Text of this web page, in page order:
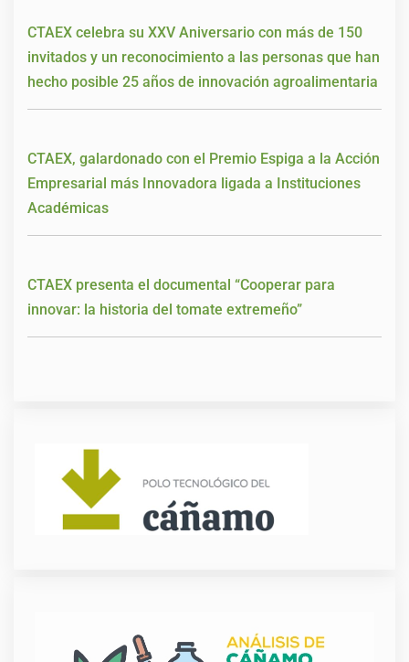
CTAEX celebra su XXV Aniversario con más de 150
invitados y un reconocimiento a las personas que han
hecho posible 25 años de innovación agroalimentaria
CTAEX, galardonado con el Premio Espiga a la Acción
Empresarial más Innovadora ligada a Instituciones
Académicas
CTAEX presenta el documental “Cooperar para
innovar: la historia del tomate extremeño”